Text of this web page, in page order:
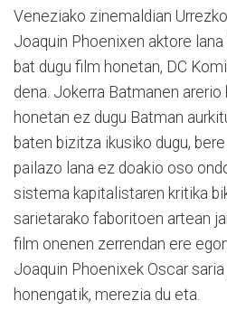
Veneziako zinemaldian
Joa­quin Phoenixen aktore lana
bat dugu film honetan, DC
dena. Joke­rra Batmanen
honetan ez dugu Batman
baten bizitza iku­siko dugu,
pailazo lana ez doakio oso
sistema kapitalistaren kritika
sarietarako faboritoen artean
film onenen zerrendan ere
Joaquin Phoenixek Oscar
honengatik, merezia du eta.